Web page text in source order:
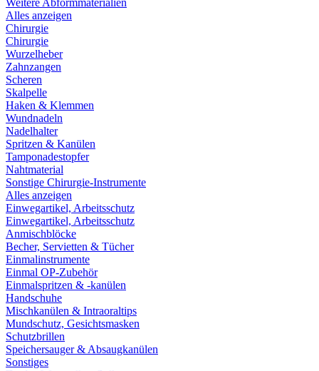
Weitere Abformmaterialien
Alles anzeigen
Chirurgie
Chirurgie
Wurzelheber
Zahnzangen
Scheren
Skalpelle
Haken & Klemmen
Wundnadeln
Nadelhalter
Spritzen & Kanülen
Tamponadestopfer
Nahtmaterial
Sonstige Chirurgie-Instrumente
Alles anzeigen
Einwegartikel, Arbeitsschutz
Einwegartikel, Arbeitsschutz
Anmischblöcke
Becher, Servietten & Tücher
Einmalinstrumente
Einmal OP-Zubehör
Einmalspritzen & -kanülen
Handschuhe
Mischkanülen & Intraoraltips
Mundschutz, Gesichtsmasken
Schutzbrillen
Speichersauger & Absaugkanülen
Sonstiges